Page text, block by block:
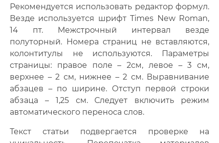
Правила оформления статей
Образец написания статьи
Рекомендуется использовать редактор формул.
Везде используется шрифт Times New Roman,
14 пт. Межстрочный интервал везде
полуторный. Номера страниц не вставляются,
колонтитулы не используются. Параметры
страницы: правое поле – 2см, левое – 3 см,
верхнее – 2 см, нижнее – 2 см. Выравнивание
абзацев – по ширине. Отступ первой строки
абзаца – 1,25 см. Следует включить режим
автоматического переноса слов.
Текст статьи подвергается проверке на